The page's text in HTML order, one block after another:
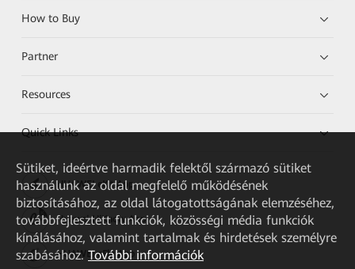
How to Buy
Partner
Resources
Quick Links
HUAWEI eKit App
Huawei HiKnow App
HUAWEI eFly App
Sütiket, ideértve harmadik felektől származó sütiket
használunk az oldal megfelelő működésének
biztosításához, az oldal látogatottságának elemzéséhez,
továbbfejlesztett funkciók, közösségi média funkciók
kínálásához, valamint tartalmak és hirdetések személyre
szabásához. További információk